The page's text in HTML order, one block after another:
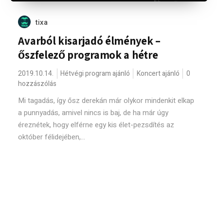
tixa
Avarból kisarjadó élmények –
őszfelező programok a hétre
2019.10.14. Hétvégi program ajánló Koncert ajánló
0
hozzászólás
Mi tagadás, így ősz derekán már olykor mindenkit elkap
a punnyadás, amivel nincs is baj, de ha már úgy
éreznétek, hogy elférne egy kis élet-pezsdítés az
október félidejében,...